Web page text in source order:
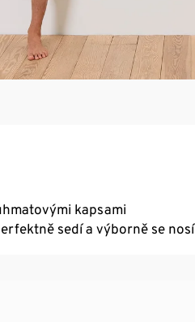
kapsami
sedí a výborně se nosí